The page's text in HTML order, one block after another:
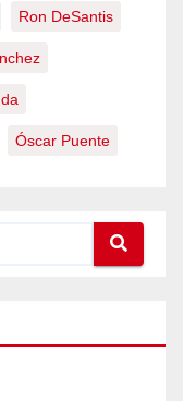
Ron DeSantis
Óscar Puente